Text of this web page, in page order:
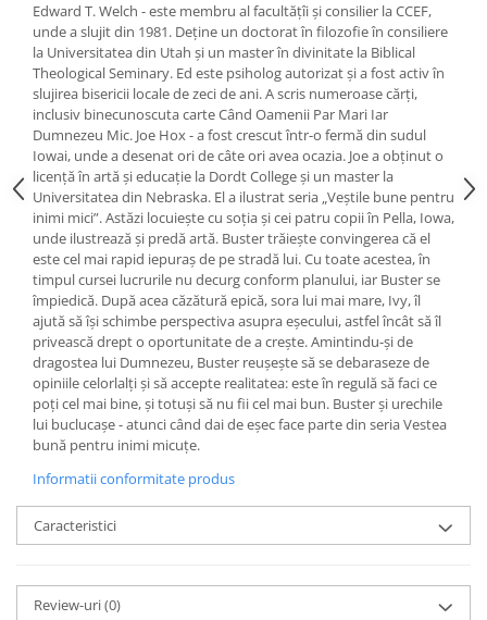
Edward T. Welch - este membru al facultățîi și consilier la CCEF,
unde a slujit din 1981. Deține un doctorat în filozofie în consiliere
la Universitatea din Utah și un master în divinitate la Biblical
Theological Seminary. Ed este psiholog autorizat și a fost activ în
slujirea bisericii locale de zeci de ani. A scris numeroase cărți,
inclusiv binecunoscuta carte Când Oamenii Par Mari Iar
Dumnezeu Mic. Joe Hox - a fost crescut într-o fermă din sudul
Iowai, unde a desenat ori de câte ori avea ocazia. Joe a obținut o
licență în artă și educație la Dordt College și un master la
Universitatea din Nebraska. El a ilustrat seria „Veștile bune pentru
inimi mici”. Astăzi locuiește cu soția și cei patru copii în Pella, Iowa,
unde ilustrează și predă artă. Buster trăiește convingerea că el
este cel mai rapid iepuraş de pe stradă lui. Cu toate acestea, în
timpul cursei lucrurile nu decurg conform planului, iar Buster se
împiedică. După acea căzătură epică, sora lui mai mare, Ivy, îl
ajută să îşi schimbe perspectiva asupra eşecului, astfel încât să îl
privească drept o oportunitate de a creşte. Amintindu-şi de
dragostea lui Dumnezeu, Buster reuşeşte să se debaraseze de
opiniile celorlalţi şi să accepte realitatea: este în regulă să faci ce
poți cel mai bine, și totuși să nu fii cel mai bun. Buster și urechile
lui buclucașe - atunci când dai de eșec face parte din seria Vestea
bună pentru inimi micuțe.
Informatii conformitate produs
Caracteristici
Review-uri(0)